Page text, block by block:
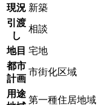
現況 新築
引渡
し
相談
地目 宅地
都市
計画
市街化区域
用途
第一種住居地域